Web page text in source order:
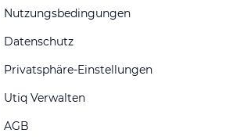
Nutzungsbedingungen
Datenschutz
Privatsphäre-Einstellungen
Utiq Verwalten
AGB